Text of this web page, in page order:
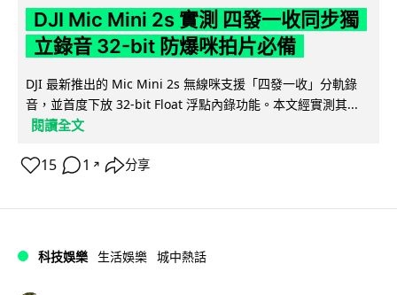
DJI Mic Mini 2s 實測 四發一收同步獨
立錄音 32-bit 防爆咪拍片必備
DJI 最新推出的 Mic Mini 2s 無線咪支援「四發一收」分軌錄
音，並首度下放 32-bit Float 浮點內錄功能。本文經實測其...
閱讀全文
15 1 ↗ 分享
科技娛樂 生活娛樂 城中熱話